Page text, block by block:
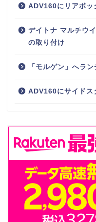
ADV160にリアボッ
デイトナ マルチウ
の取り付け
「モルゲン」へラ
ADV160にサイドス